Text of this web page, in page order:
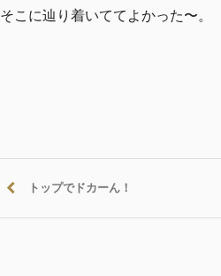
そこに辿り着いててよかった〜。
トップでドカーん！